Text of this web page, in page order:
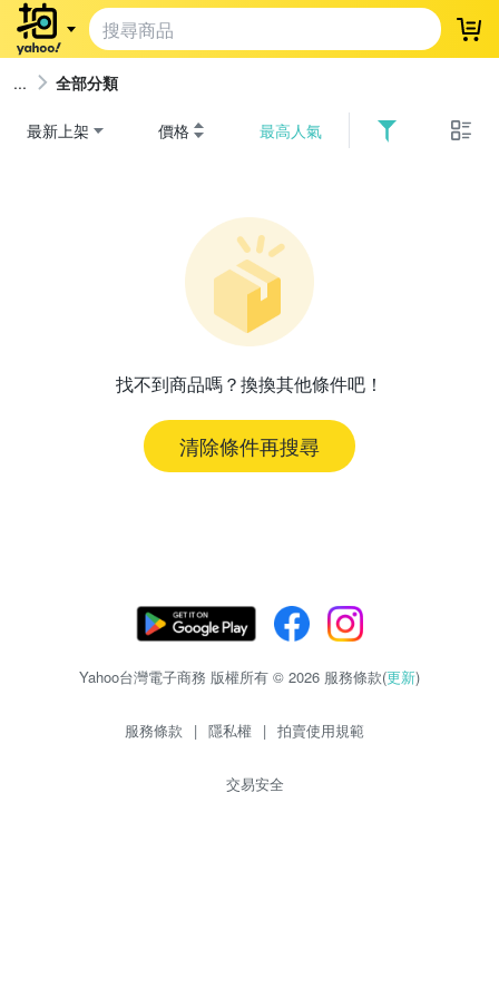
登
全部分類
最新上架 價格 最高人氣
找不到商品嗎？換換其他條件吧！
清除條件再搜尋
Yahoo台灣電子商務 版權所有 © 2026 服務條款(更新)
服務條款 | 隱私權 | 拍賣使用規範
交易安全